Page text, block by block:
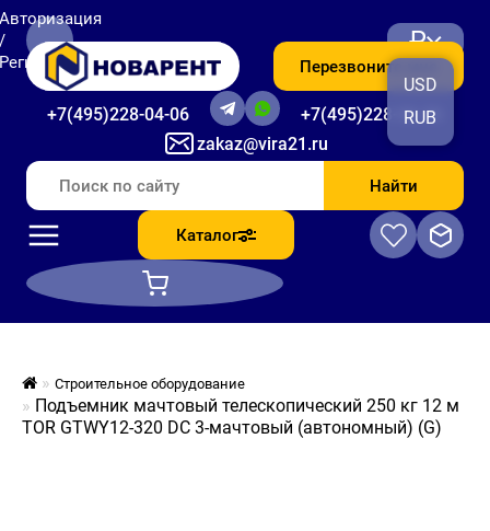
zakaz@vira21.ru
+7(495)228-04-06 +7(495)228-06-56
Перезвоните мне
₽
USD
RUB
Найти
Каталог
Строительное оборудование
Подъемник мачтовый телескопический 250 кг 12 м
TOR GTWY12-320 DC 3-мачтовый (автономный) (G)